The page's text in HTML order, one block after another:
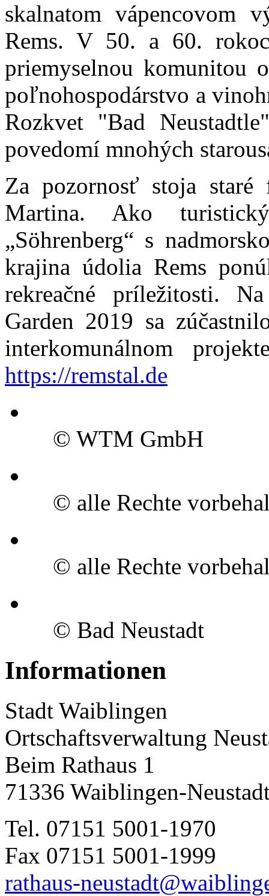
skalnatom vápencovom
Rems. V 50. a 60.
priemyselnou komunitou
poľnohospodárstvo a
Rozkvet "Bad
povedomí mnohých
Za pozornosť stoja
Martina. Ako
„Söhrenberg“ s
krajina údolia Rems
rekreačné príležitosti.
Garden 2019 sa
interkomunálnom
https://remstal.de
© WTM GmbH
© alle Rechte
© alle Rechte
© Bad Neustadt
Informationen
Stadt Waiblingen
Ortschaftsverwaltung
Beim Rathaus 1
71336 Waiblingen-
Tel. 07151 5001-1970
Fax 07151 5001-1999
rathaus-